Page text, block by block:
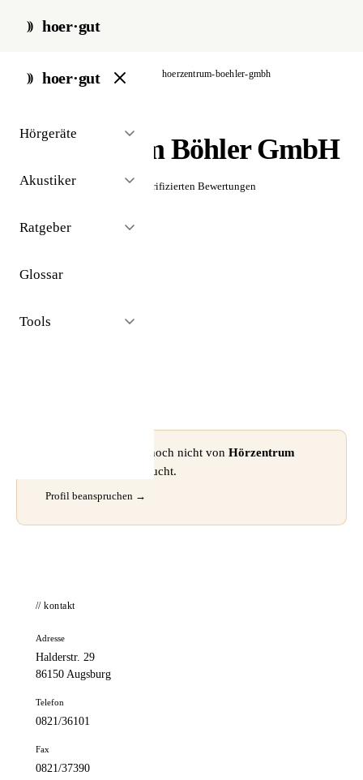
hoer·gut
hoer·gut
Hörgeräte
Akustiker
Ratgeber
Glossar
Tools
start / akustiker / augsburg hoerzentrum-boehler-gmbh
Hörzentrum Böhler GmbH
☆☆☆☆☆ Noch keine verifizierten Bewertungen
⚠ Dieses Profil wurde noch nicht von Hörzentrum
beansprucht.
Profil beanspruchen →
// kontakt
Adresse
Halderstr. 29
86150 Augsburg
Telefon
0821/36101
Fax
0821/37390